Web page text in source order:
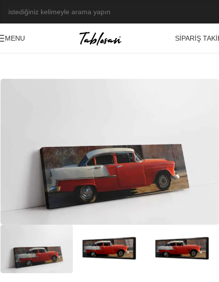
MENU
SIPARIŞ